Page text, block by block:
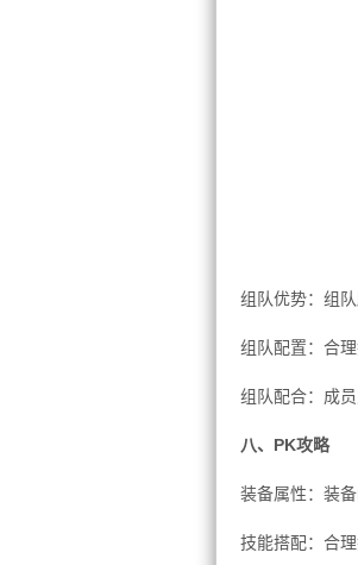
组队优势：组
组队配置：合
组队配合：成
八、PK攻略
装备属性：装
技能搭配：合